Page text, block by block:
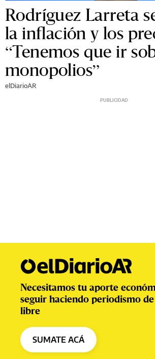
Rodríguez Larreta
la inflación y los
“Tenemos que ir
monopolios”
elDiarioAR
Necesitamos tu aporte
seguir haciendo periodismo de
libre
SUMATE ACÁ